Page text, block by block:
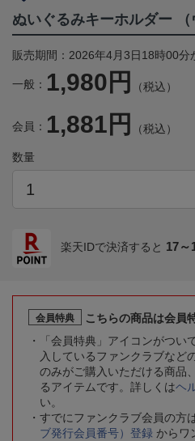
ぬいぐるみキーホルダー （
販売期間：2026年4月3日18時00分
一般： 1,980円 （税込）
会員： 1,881円 （税込）
数量
楽天IDで決済すると 17～
会員特典
こちらの商品は会員
「会員特典」アイコンがつ
入しているファンクラブなど
のみがご購入いただける商品
るアイテムです。詳しくはヘ
い。
すでにファンクラブ会員の方は
ブ発行会員番号）登録 からワ